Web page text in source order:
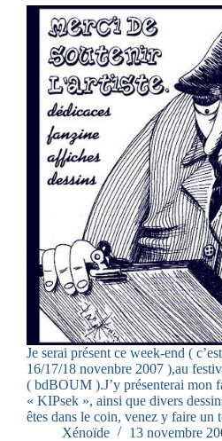
Je serai présent ce week-end (
16/17/18 novenbre 2007 ),au
( bdBOUM ).J’y présenterai mon
« KIPsek », ainsi que divers
êtes dans le coin, venez y faire
Xénoïde
13 novembre